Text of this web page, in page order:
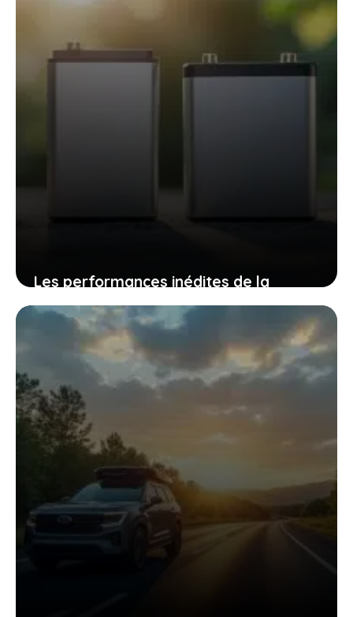
Les performances inédites de la
batterie semi-solide qui vont booster
votre véhicule électrique
20 février 2026